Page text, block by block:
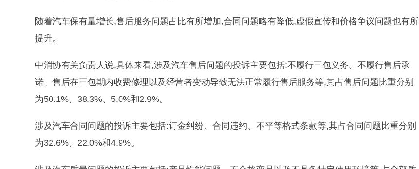
随着汽车保有量增长,售后服务问题占比有所增加,合同问题略有降低,虚假宣传和价格争议问题也有所
提升。
中消协有关负责人说,具体来看,涉及汽车售后问题的投诉主要包括:不履行三包义务、不履行售后承
诺、售后在三包期内收费修理以及经营者变动导致无法正常履行售后服务等,其占售后问题比重分别
为50.1%、38.3%、5.0%和2.9%。
涉及汽车合同问题的投诉主要包括:订金纠纷、合同违约、不平等格式条款等,其占合同问题比重分别
为32.6%、22.0%和4.9%。